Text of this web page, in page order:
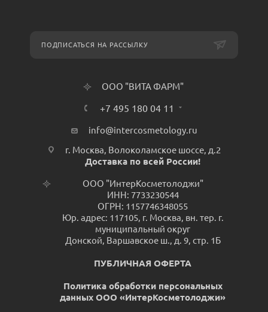
ПОДПИСАТЬСЯ НА РАССЫЛКУ
ООО "ВИТА ФАРМ"
+7 495 180 04 11
info@intercosmetology.ru
г. Москва, Волоколамское шоссе, д.2
Доставка по всей России!
ООО "ИнтерКосметолоджи"
ИНН: 7733230544
ОГРН: 1157746348055
Юр. адрес: 117105, г. Москва, вн. тер. г.
муниципальный округ
Донской, Варшавское ш., д. 9, стр. 1Б
ПУБЛИЧНАЯ ОФЕРТА
Политика обработки персональных
данных ООО «ИнтерКосметолоджи»